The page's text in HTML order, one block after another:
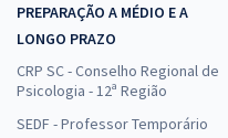
PREPARAÇÃO A MÉDIO E A
LONGO PRAZO
CRP SC - Conselho Regional de
Psicologia - 12ª Região
SEDF - Professor Temporário